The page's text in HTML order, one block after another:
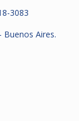
3083
Buenos Aires.